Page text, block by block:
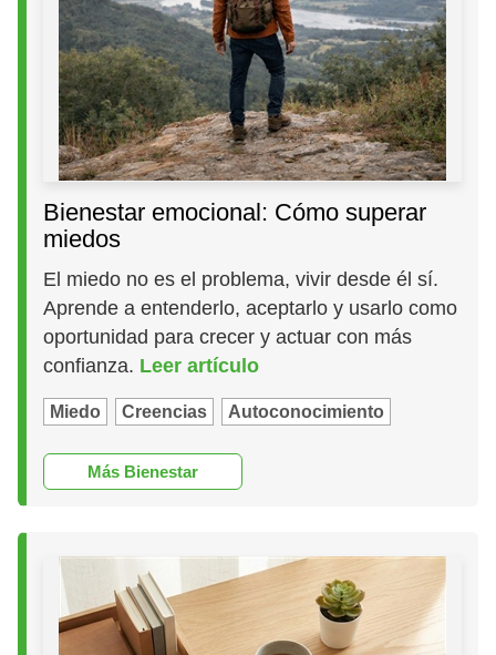
Bienestar emocional: Cómo superar
miedos
El miedo no es el problema, vivir desde él sí.
Aprende a entenderlo, aceptarlo y usarlo como
oportunidad para crecer y actuar con más
confianza. Leer artículo
Miedo Creencias Autoconocimiento
Más Bienestar